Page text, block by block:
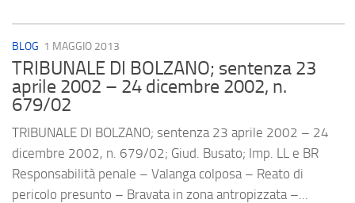
BLOG 1 MAGGIO 2013
TRIBUNALE DI BOLZANO; sentenza 23
aprile 2002 – 24 dicembre 2002, n.
679/02
TRIBUNALE DI BOLZANO; sentenza 23 aprile 2002 – 24
dicembre 2002, n. 679/02; Giud. Busato; Imp. LL e BR
Responsabilità penale – Valanga colposa – Reato di
pericolo presunto – Bravata in zona antropizzata –...